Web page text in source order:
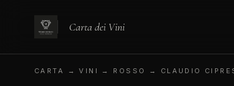
Carta dei Vini
CARTA → VINI → ROSSO → CLAUDIO